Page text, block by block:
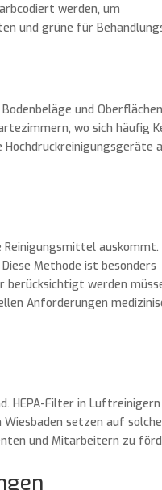
werden, um
und grüne für
und Oberflächen
wo sich häufig
auskommt.
Methode ist besonders
werden
Anforderungen
HEPA-Filter in Luftreinigern
setzen auf solche
und Mitarbeitern zu